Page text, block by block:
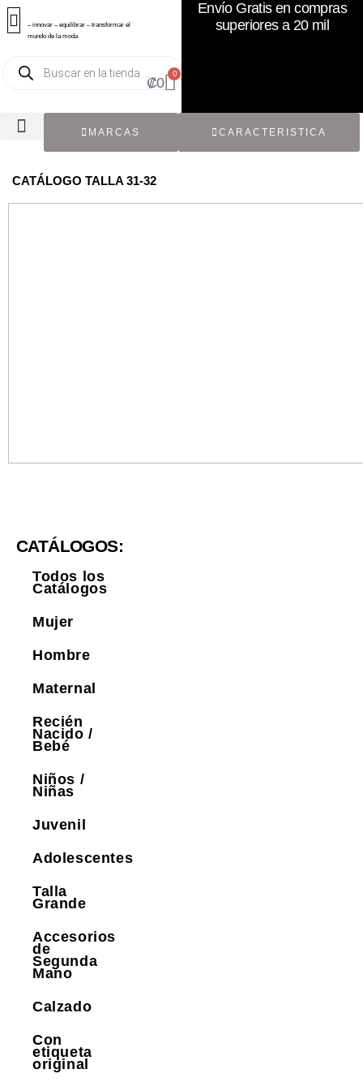
– innovar – equilibrar – transformar el
mundo de la moda
₡0
0
Envío Gratis en compras
superiores a 20 mil
MARCAS CARACTERISTICA
CATÁLOGO TALLA 31-32
CATÁLOGOS:
Todos los
Catálogos
Mujer
Hombre
Maternal
Recién
Nacido /
Bebé
Niños /
Niñas
Juvenil
Adolescentes
Talla
Grande
Accesorios
de
Segunda
Mano
Calzado
Con
etiqueta
original